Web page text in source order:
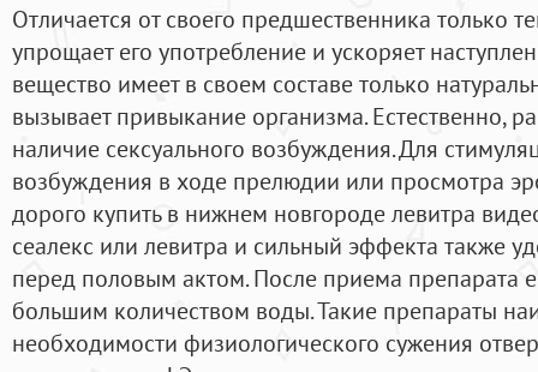
Отличается от своего предшественника только
упрощает его употребление и ускоряет
вещество имеет в своем составе только
вызывает привыкание организма. Естественно,
наличие сексуального возбуждения. Для
возбуждения в ходе прелюдии или просмотра
дорого купить в нижнем новгороде левитра
сеалекс или левитра и сильный эффекта также
перед половым актом. После приема препарата
большим количеством воды. Такие препараты
необходимости физиологического сужения